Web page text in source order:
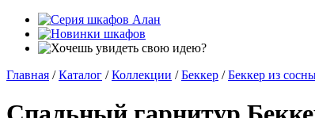
Главная / Каталог / Коллекции / Беккер / Беккер из